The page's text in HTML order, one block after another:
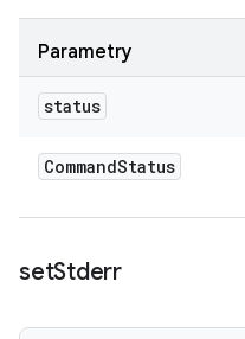
Parametry
status
CommandStatus
setStderr